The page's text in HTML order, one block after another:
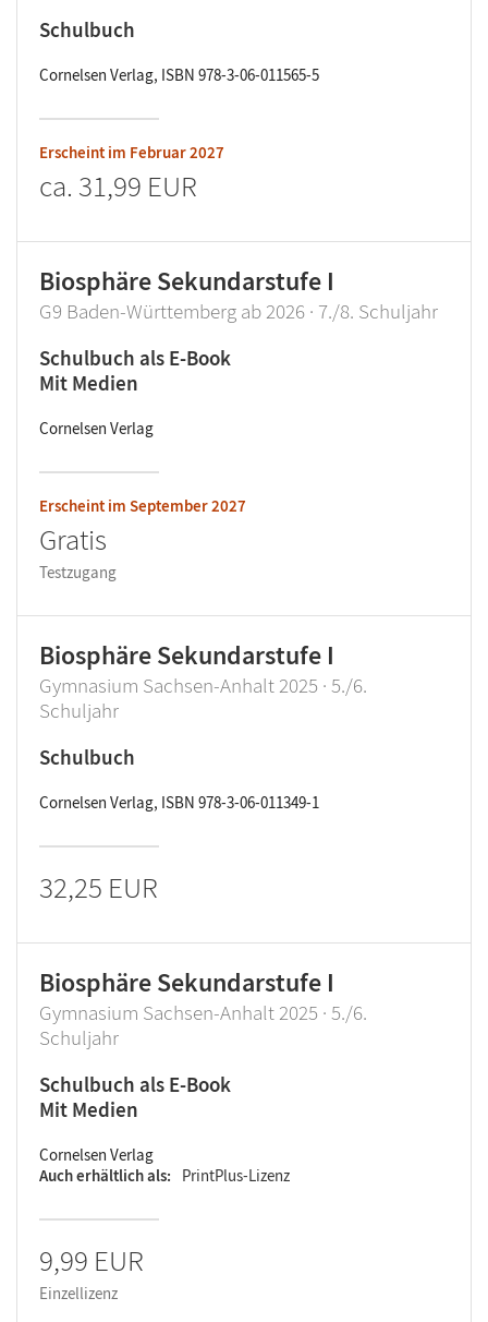
Schulbuch
Cornelsen Verlag, ISBN 978-3-06-011565-5
Erscheint im Februar 2027
ca. 31,99 EUR
Biosphäre Sekundarstufe I
G9 Baden-Württemberg ab 2026 · 7./8. Schuljahr
Schulbuch als E-Book
Mit Medien
Cornelsen Verlag
Erscheint im September 2027
Gratis
Testzugang
Biosphäre Sekundarstufe I
Gymnasium Sachsen-Anhalt 2025 · 5./6.
Schuljahr
Schulbuch
Cornelsen Verlag, ISBN 978-3-06-011349-1
32,25 EUR
Biosphäre Sekundarstufe I
Gymnasium Sachsen-Anhalt 2025 · 5./6.
Schuljahr
Schulbuch als E-Book
Mit Medien
Cornelsen Verlag
Auch erhältlich als
PrintPlus-Lizenz
9,99 EUR
Einzellizenz